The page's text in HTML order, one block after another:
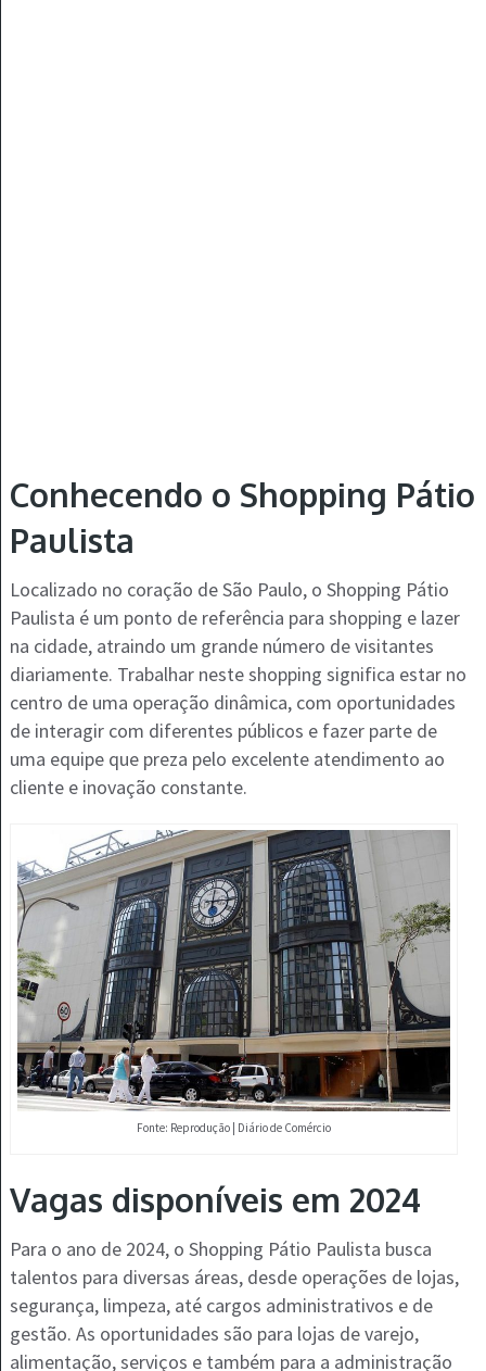
Conhecendo o Shopping Pátio
Paulista
Localizado no coração de São Paulo, o Shopping Pátio
Paulista é um ponto de referência para shopping e lazer
na cidade, atraindo um grande número de visitantes
diariamente. Trabalhar neste shopping significa estar no
centro de uma operação dinâmica, com oportunidades
de interagir com diferentes públicos e fazer parte de
uma equipe que preza pelo excelente atendimento ao
cliente e inovação constante.
Fonte: Reprodução | Diário de Comércio
Vagas disponíveis em 2024
Para o ano de 2024, o Shopping Pátio Paulista busca
talentos para diversas áreas, desde operações de lojas,
segurança, limpeza, até cargos administrativos e de
gestão. As oportunidades são para lojas de varejo,
alimentação, serviços e também para a administração